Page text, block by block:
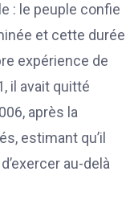
: le peuple confie
et cette durée
expérience de
il avait quitté
après la
estimant qu’il
au-delà